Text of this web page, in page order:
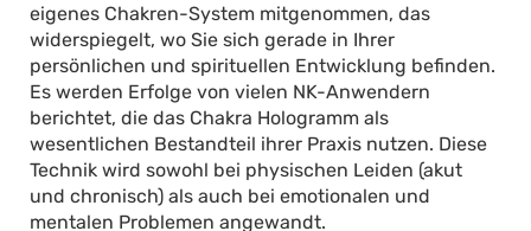
eigenes Chakren-System mitgenommen, das
widerspiegelt, wo Sie sich gerade in Ihrer
persönlichen und spirituellen Entwicklung befinden.
Es werden Erfolge von vielen NK-Anwendern
berichtet, die das Chakra Hologramm als
wesentlichen Bestandteil ihrer Praxis nutzen. Diese
Technik wird sowohl bei physischen Leiden (akut
und chronisch) als auch bei emotionalen und
mentalen Problemen angewandt.